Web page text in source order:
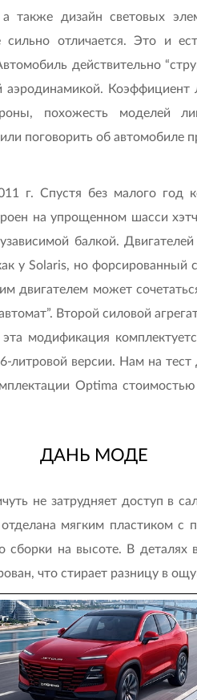
также дизайн световых
отличается. Это и
действительно
аэродинамикой. Коэффициент
похожесть моделей
поговорить об автомобиле
г. Спустя без малого год
на упрощенном шасси
балкой.
у Solaris, но форсированный
двигателем может
Второй силовой
модификация
литровой версии. Нам на тест
Optima
ДАНЬ МОДЕ
не затрудняет доступ в
мягким пластиком
на высоте. В деталях
что стирает разницу в